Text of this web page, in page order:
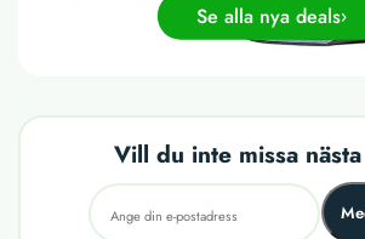
Se alla nya deals
Vill du inte missa